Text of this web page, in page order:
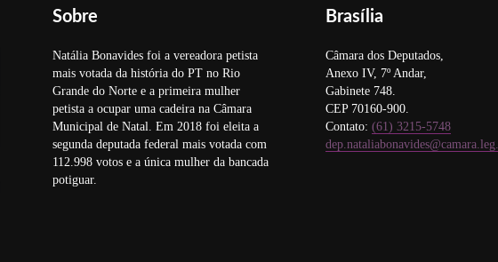
Sobre
Natália Bonavides foi a vereadora petista
mais votada da história do PT no Rio
Grande do Norte e a primeira mulher
petista a ocupar uma cadeira na Câmara
Municipal de Natal. Em 2018 foi eleita a
segunda deputada federal mais votada com
112.998 votos e a única mulher da bancada
potiguar.
Brasília
Câmara dos Deputados,
Anexo IV, 7º Andar,
Gabinete 748.
CEP 70160-900.
Contato: (61) 3215-5748